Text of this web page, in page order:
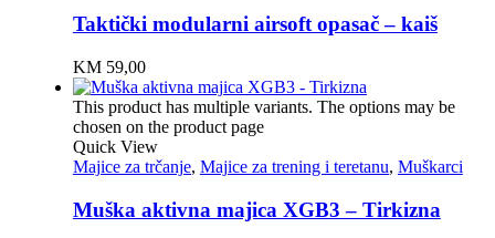
Taktički modularni airsoft opasač – kaiš
KM59,00
This product has multiple variants. The options may be
chosen on the product page
Quick View
Majice za trčanje, Majice za trening i teretanu, Muškarci
Muška aktivna majica XGB3 – Tirkizna